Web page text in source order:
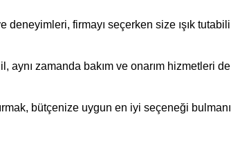
deneyimleri, firmayı seçerken size ışık tutabili
aynı zamanda bakım ve onarım hizmetleri de
bütçenize uygun en iyi seçeneği bulmanı